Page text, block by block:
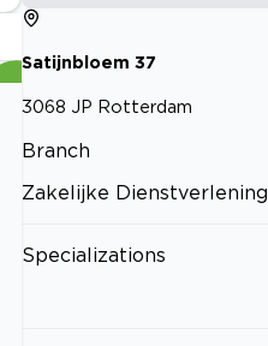
Satijnbloem 37
3068 JP Rotterdam
Branch
Zakelijke Dienstverlening
Specializations